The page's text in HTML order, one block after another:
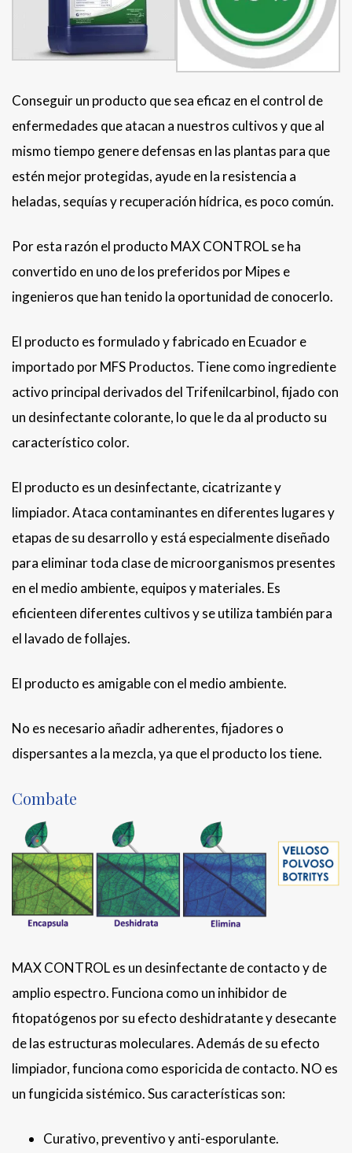
Conseguir un producto que sea eficaz en el control de
enfermedades que atacan a nuestros cultivos y que al
mismo tiempo genere defensas en las plantas para que
estén mejor protegidas, ayude en la resistencia a
heladas, sequías y recuperación hídrica, es poco común.
Por esta razón el producto MAX CONTROL se ha
convertido en uno de los preferidos por Mipes e
ingenieros que han tenido la oportunidad de conocerlo.
El producto es formulado y fabricado en Ecuador e
importado por MFS Productos. Tiene como ingrediente
activo principal derivados del Trifenilcarbinol, fijado con
un desinfectante colorante, lo que le da al producto su
característico color.
El producto es un desinfectante, cicatrizante y
limpiador. Ataca contaminantes en diferentes lugares y
etapas de su desarrollo y está especialmente diseñado
para eliminar toda clase de microorganismos presentes
en el medio ambiente, equipos y materiales. Es
eficienteen diferentes cultivos y se utiliza también para
el lavado de follajes.
El producto es amigable con el medio ambiente.
No es necesario añadir adherentes, fijadores o
dispersantes a la mezcla, ya que el producto los tiene.
Combate
MAX CONTROL es un desinfectante de contacto y de
amplio espectro. Funciona como un inhibidor de
fitopatógenos por su efecto deshidratante y desecante
de las estructuras moleculares. Además de su efecto
limpiador, funciona como esporicida de contacto. NO es
un fungicida sistémico. Sus características son:
Curativo, preventivo y anti-esporulante.